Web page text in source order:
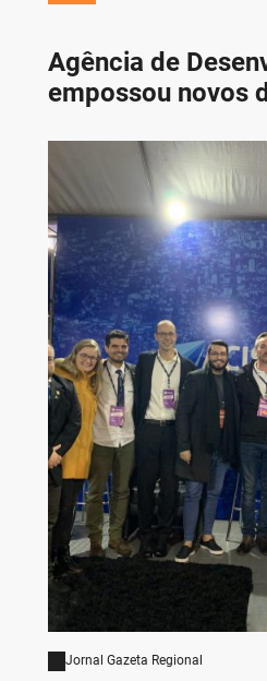
Agência de
empossou novos
Jornal Gazeta Regional